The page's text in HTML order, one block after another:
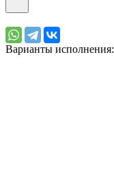
Варианты исполнения: